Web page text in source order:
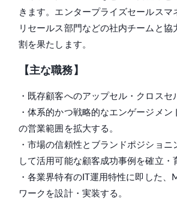
きます。エンタープライズセールス
リセールス部門などの社内チームと
割を果たします。
【主な職務】
・既存顧客へのアップセル・クロス
・体系的かつ戦略的なエンゲージメ
の営業範囲を拡大する。
・市場の信頼性とブランドポジショ
して活用可能な顧客成功事例を確立・
・各業界特有のIT運用特性に即した
ワークを設計・実装する。